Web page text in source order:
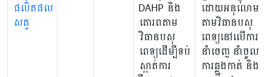
ផលិតផល
សត្វ
DAHP និង
គោរពតាម
វិធានបសុ
ពេទ្យដើម្បីទប់
ស្កាត់ការ
ដោយអនុលោម
តាមវិធានបសុ
ពេទ្យនៅលើការ
នាំចេញ នាំចូល
ការឆ្លងកាត់ និង